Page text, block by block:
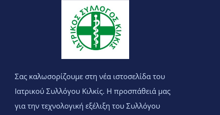
Σας καλωσορίζουμε στη νέα ιστοσελίδα του
Ιατρικού Συλλόγου Κιλκίς. Η προσπάθειά μας
για την τεχνολογική εξέλιξη του Συλλόγου